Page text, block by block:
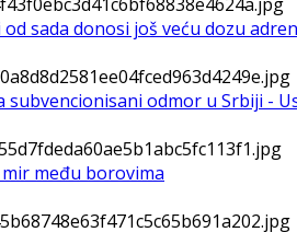
sada donosi još veću dozu
subvencionisani odmor u Srbiji -
među borovima